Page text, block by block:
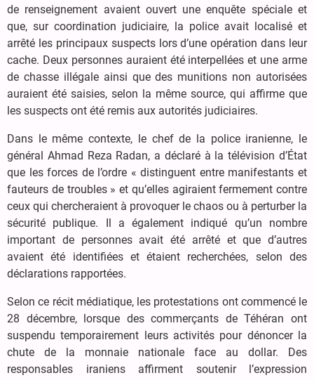
de renseignement avaient ouvert une enquête spéciale et
que, sur coordination judiciaire, la police avait localisé et
arrêté les principaux suspects lors d’une opération dans leur
cache. Deux personnes auraient été interpellées et une arme
de chasse illégale ainsi que des munitions non autorisées
auraient été saisies, selon la même source, qui affirme que
les suspects ont été remis aux autorités judiciaires.
Dans le même contexte, le chef de la police iranienne, le
général Ahmad Reza Radan, a déclaré à la télévision d’État
que les forces de l’ordre « distinguent entre manifestants et
fauteurs de troubles » et qu’elles agiraient fermement contre
ceux qui chercheraient à provoquer le chaos ou à perturber la
sécurité publique. Il a également indiqué qu’un nombre
important de personnes avait été arrêté et que d’autres
avaient été identifiées et étaient recherchées, selon des
déclarations rapportées.
Selon ce récit médiatique, les protestations ont commencé le
28 décembre, lorsque des commerçants de Téhéran ont
suspendu temporairement leurs activités pour dénoncer la
chute de la monnaie nationale face au dollar. Des
responsables iraniens affirment soutenir l’expression